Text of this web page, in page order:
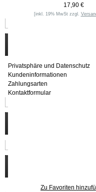
17,90 €
[inkl. 19% MwSt zzgl.
Privatsphäre und Datenschutz
Kundeninformationen
Zahlungsarten
Kontaktformular
Zu Favoriten